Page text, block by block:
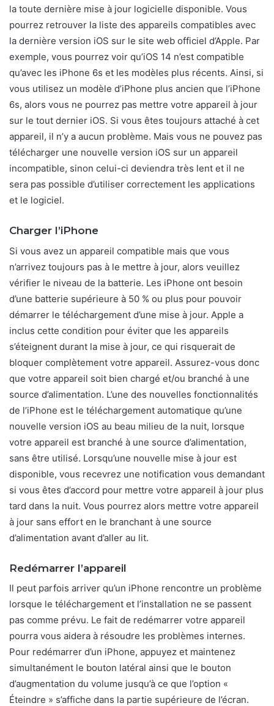
la toute dernière mise à jour logicielle disponible. Vous
pourrez retrouver la liste des appareils compatibles avec
la dernière version iOS sur le site web officiel d’Apple. Par
exemple, vous pourrez voir qu’iOS 14 n’est compatible
qu’avec les iPhone 6s et les modèles plus récents. Ainsi, si
vous utilisez un modèle d’iPhone plus ancien que l’iPhone
6s, alors vous ne pourrez pas mettre votre appareil à jour
sur le tout dernier iOS. Si vous êtes toujours attaché à cet
appareil, il n’y a aucun problème. Mais vous ne pouvez pas
télécharger une nouvelle version iOS sur un appareil
incompatible, sinon celui-ci deviendra très lent et il ne
sera pas possible d’utiliser correctement les applications
et le logiciel.
Charger l’iPhone
Si vous avez un appareil compatible mais que vous
n’arrivez toujours pas à le mettre à jour, alors veuillez
vérifier le niveau de la batterie. Les iPhone ont besoin
d’une batterie supérieure à 50 % ou plus pour pouvoir
démarrer le téléchargement d’une mise à jour. Apple a
inclus cette condition pour éviter que les appareils
s’éteignent durant la mise à jour, ce qui risquerait de
bloquer complètement votre appareil. Assurez-vous donc
que votre appareil soit bien chargé et/ou branché à une
source d’alimentation. L’une des nouvelles fonctionnalités
de l’iPhone est le téléchargement automatique qu’une
nouvelle version iOS au beau milieu de la nuit, lorsque
votre appareil est branché à une source d’alimentation,
sans être utilisé. Lorsqu’une nouvelle mise à jour est
disponible, vous recevrez une notification vous demandant
si vous êtes d’accord pour mettre votre appareil à jour plus
tard dans la nuit. Vous pourrez alors mettre votre appareil
à jour sans effort en le branchant à une source
d’alimentation avant d’aller au lit.
Redémarrer l’appareil
Il peut parfois arriver qu’un iPhone rencontre un problème
lorsque le téléchargement et l’installation ne se passent
pas comme prévu. Le fait de redémarrer votre appareil
pourra vous aidera à résoudre les problèmes internes.
Pour redémarrer d’un iPhone, appuyez et maintenez
simultanément le bouton latéral ainsi que le bouton
d’augmentation du volume jusqu’à ce que l’option «
Éteindre » s’affiche dans la partie supérieure de l’écran.